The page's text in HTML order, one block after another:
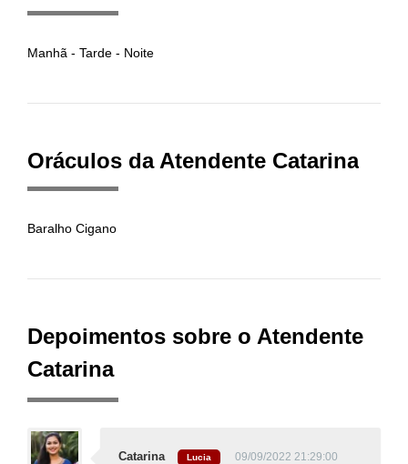
Manhã - Tarde - Noite
Oráculos da Atendente Catarina
Baralho Cigano
Depoimentos sobre o Atendente
Catarina
Catarina Lucia 09/09/2022 21:29:00